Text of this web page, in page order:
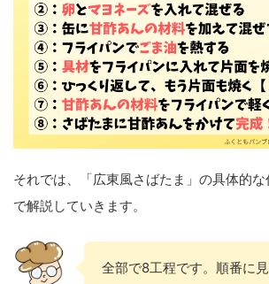
それでは、「広東風さばたま」の具体的な
で解説していきます。
全部で8工程です。順番に